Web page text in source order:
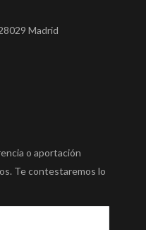
Madrid
o aportación
Te contestaremos lo